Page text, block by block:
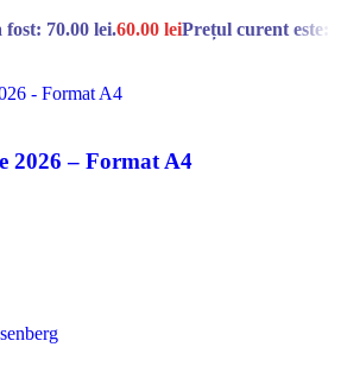
70.00 lei.60.00 leiPrețul curent este:
2026 – Format A4